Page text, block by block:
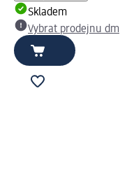
Skladem
Vybrat prodejnu dm